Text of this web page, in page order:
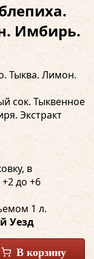
Имбирь.
Тыква. Лимон.
сок. Тыквенное
Экстракт
в
до +6
1 л.
Уезд
В корзину